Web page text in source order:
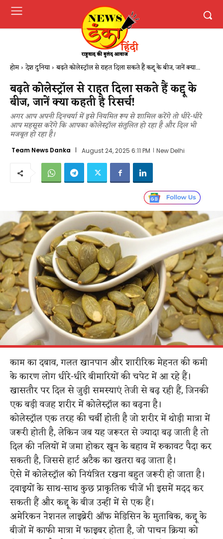
होम देश दुनिया बढ़ते कोलेस्ट्रॉल से राहत दिला सकते हैं कद्दू के बीज, जानें क्या...
बढ़ते कोलेस्ट्रॉल से राहत दिला सकते हैं कद्दू के
बीज, जानें क्या कहती है रिसर्च!
अगर आप अपनी दिनचर्या में इसे नियमित रूप से शामिल करेंगे तो धीरे-धीरे
आप महसूस करेंगे कि आपका कोलेस्ट्रॉल संतुलित हो रहा है और दिल भी
मजबूत हो रहा है।
Team News Danka August 24, 2025 6:11 PM New Delhi
काम का दबाव, गलत खानपान और शारीरिक मेहनत की कमी
के कारण लोग धीरे-धीरे बीमारियों की चपेट में आ रहे हैं।
खासतौर पर दिल से जुड़ी समस्याएं तेजी से बढ़ रही हैं, जिनकी
एक बड़ी वजह शरीर में कोलेस्ट्रॉल का बढ़ना है।
कोलेस्ट्रॉल एक तरह की चर्बी होती है जो शरीर में थोड़ी मात्रा में
जरूरी होती है, लेकिन जब यह जरूरत से ज्यादा बढ़ जाती है तो
दिल की नलियों में जमा होकर खून के बहाव में रुकावट पैदा कर
सकती है, जिससे हार्ट अटैक का खतरा बढ़ जाता है।
ऐसे में कोलेस्ट्रॉल को नियंत्रित रखना बहुत जरूरी हो जाता है।
दवाइयों के साथ-साथ कुछ प्राकृतिक चीजें भी इसमें मदद कर
सकती हैं और कद्दू के बीज उन्हीं में से एक हैं।
अमेरिकन नेशनल लाइब्रेरी ऑफ मेडिसिन के मुताबिक, कद्दू के
बीजों में काफी मात्रा में फाइबर होता है, जो पाचन क्रिया को